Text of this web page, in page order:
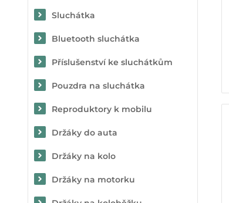
Sluchátka
Bluetooth sluchátka
Příslušenství ke sluchátkům
Pouzdra na sluchátka
Reproduktory k mobilu
Držáky do auta
Držáky na kolo
Držáky na motorku